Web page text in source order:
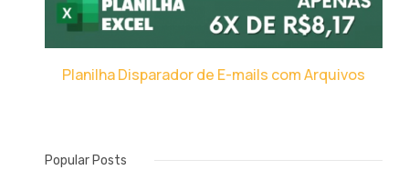
Planilha Disparador de E-mails com Arquivos
Popular Posts